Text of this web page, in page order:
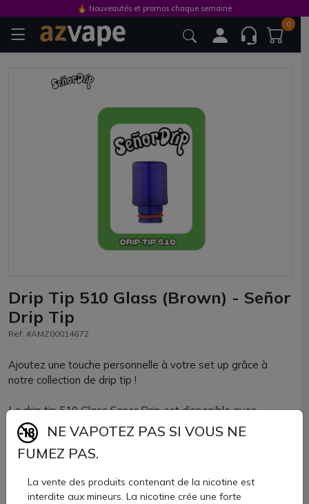
0
Drip Tip 510 Glass (Brown) - Señor
Drip Tip
Ref: #AMZ00014672
Ajoutez une touche personnelle à votre set up grâce à
notre collection de drip tip !
Le drip tip 510 Glass Senor Drip est disponible avec
plusieurs coloris pour vous permettre de personnaliser
votre cigarette électronique.
maintien renforcé, vous allez adorer ses coloris !
🔥 Nouveautés et promos chaque semaine
NE VAPOTEZ PAS SI VOUS NE
FUMEZ PAS.
La vente des produits contenant de la nicotine est
interdite aux mineurs. La nicotine crée une forte